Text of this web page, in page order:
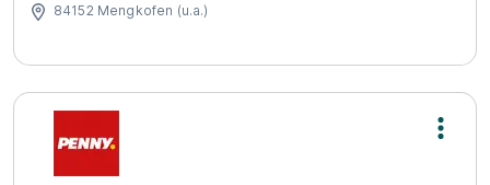
84152 Mengkofen (u.a.)